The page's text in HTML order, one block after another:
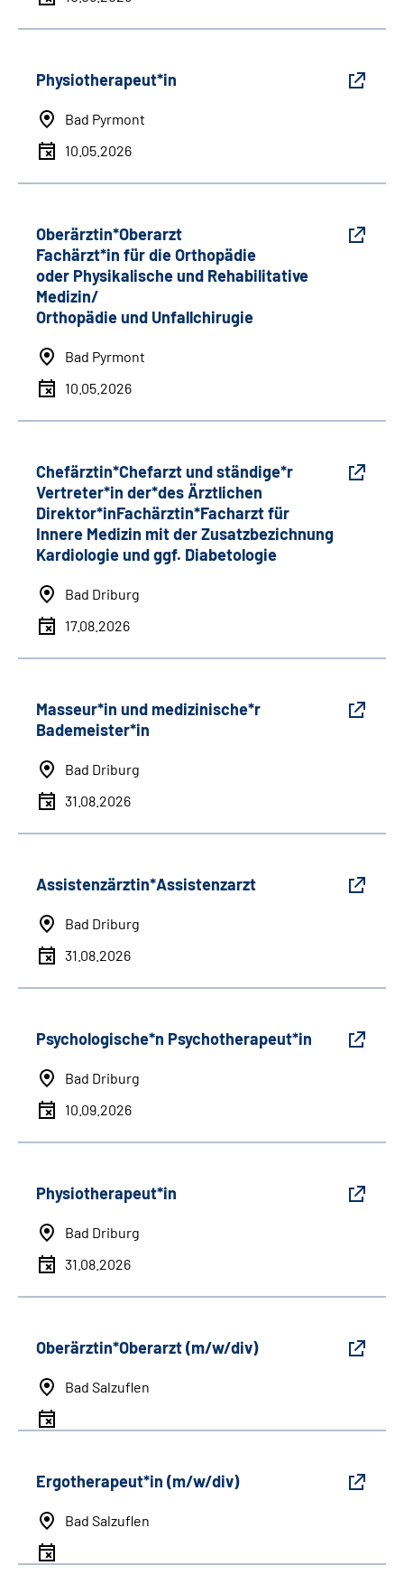
Physiotherapeut*in
Bad Pyrmont
10.05.2026
Oberärztin*Oberarzt
Fachärzt*in für die Orthopädie
oder Physikalische und Rehabilitative
Medizin/
Orthopädie und Unfallchirugie
Bad Pyrmont
10.05.2026
Chefärztin*Chefarzt und ständige*r
Vertreter*in der*des Ärztlichen
Direktor*inFachärztin*Facharzt für
Innere Medizin mit der Zusatzbezichnung
Kardiologie und ggf. Diabetologie
Bad Driburg
17.08.2026
Masseur*in und medizinische*r
Bademeister*in
Bad Driburg
31.08.2026
Assistenzärztin*Assistenzarzt
Bad Driburg
31.08.2026
Psychologische*n Psychotherapeut*in
Bad Driburg
10.09.2026
Physiotherapeut*in
Bad Driburg
31.08.2026
Oberärztin*Oberarzt (m/w/div)
Bad Salzuflen
Ergotherapeut*in (m/w/div)
Bad Salzuflen